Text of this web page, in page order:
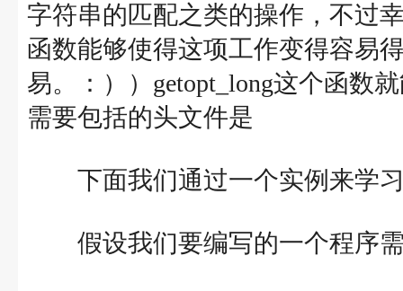
字符串的匹配之类的操作，不过
函数能够使得这项工作变得容易
易。：））getopt_long这个函数
需要包括的头文件是
下面我们通过一个实例来学
假设我们要编写的一个程序